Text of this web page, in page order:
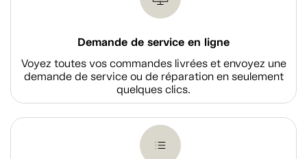
Demande de service en ligne
Voyez toutes vos commandes livrées et envoyez une
demande de service ou de réparation en seulement
quelques clics.